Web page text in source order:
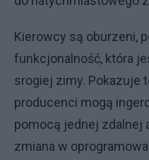
Kierowcy są oburzeni,
funkcjonalność, która
srogiej zimy. Pokazuje
producenci mogą
pomocą jednej zdalnej
zmiana w